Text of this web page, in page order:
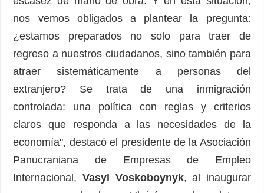
nos vemos obligados a plantear la pregunta:
¿estamos preparados no solo para traer de
regreso a nuestros ciudadanos, sino también para
atraer sistemáticamente a personas del
extranjero? Se trata de una inmigración
controlada: una política con reglas y criterios
claros que responda a las necesidades de la
economía", destacó el presidente de la Asociación
Panucraniana de Empresas de Empleo
Internacional, Vasyl Voskoboynyk, al inaugurar